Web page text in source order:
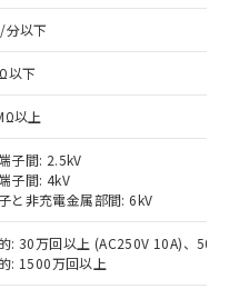
以下
以下
以上
子間: 2.5kV
子間: 4kV
と非充電金属部間: 6kV
: 30万回以上 (AC250V 10A)、50
: 1500万回以上
き、同意のうえ
制御機器事業取扱
よび標準価格
いただくもので
令（10物質）の
供可能な商品で
10物質）の非含
える予定のある
令（10物質）の
対応品を出す予
指令（10物質）の
または確認中の
ど無形物で、有
率が中国RoHSの